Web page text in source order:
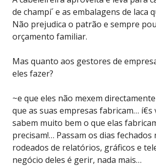
de champí´ e as embalagens de laca
Não prejudica o patrão e sempre
orçamento familiar.
Mas quanto aos gestores de
eles fazer?
~e que eles não mexem
que as suas empresas fabricam… í€s
sabem muito bem o que elas
precisam!… Passam os dias
rodeados de relatórios, gráficos e
negócio deles é gerir, nada mais…